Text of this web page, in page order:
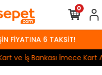
FİYATINA 6 TAKSİT!
İş Bankası İmece Kart
0